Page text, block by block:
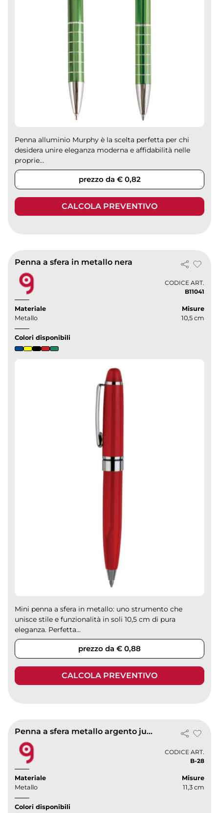
Penna alluminio Murphy è la scelta perfetta per chi
desidera unire eleganza moderna e affidabilità nelle
proprie...
prezzo da € 0,82
CALCOLA PREVENTIVO
Penna a sfera in metallo nera
CODICE ART.
B11041
Materiale
Metallo
Misure
10,5 cm
Colori disponibili
Mini penna a sfera in metallo: uno strumento che
unisce stile e funzionalità in soli 10,5 cm di pura
eleganza. Perfetta...
prezzo da € 0,88
CALCOLA PREVENTIVO
Penna a sfera metallo argento jumbo, scrittura blu 11,3cm
CODICE ART.
B-28
Materiale
Metallo
Misure
11,3 cm
Colori disponibili